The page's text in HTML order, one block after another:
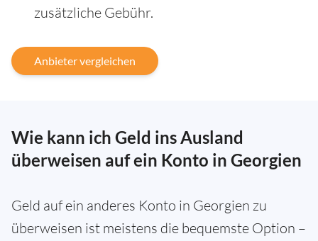
zusätzliche Gebühr.
Anbieter vergleichen
Wie kann ich Geld ins Ausland
überweisen auf ein Konto in Georgien
Geld auf ein anderes Konto in Georgien zu
überweisen ist meistens die bequemste Option –